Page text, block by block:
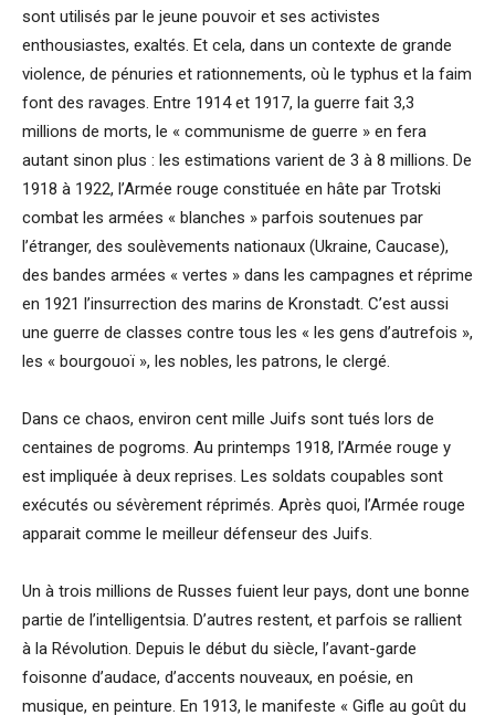
sont utilisés par le jeune pouvoir et ses activistes
enthousiastes, exaltés. Et cela, dans un contexte de grande
violence, de pénuries et rationnements, où le typhus et la faim
font des ravages. Entre 1914 et 1917, la guerre fait 3,3
millions de morts, le « communisme de guerre » en fera
autant sinon plus : les estimations varient de 3 à 8 millions. De
1918 à 1922, l’Armée rouge constituée en hâte par Trotski
combat les armées « blanches » parfois soutenues par
l’étranger, des soulèvements nationaux (Ukraine, Caucase),
des bandes armées « vertes » dans les campagnes et réprime
en 1921 l’insurrection des marins de Kronstadt. C’est aussi
une guerre de classes contre tous les « les gens d’autrefois »,
les « bourgouoï », les nobles, les patrons, le clergé.
Dans ce chaos, environ cent mille Juifs sont tués lors de
centaines de pogroms. Au printemps 1918, l’Armée rouge y
est impliquée à deux reprises. Les soldats coupables sont
exécutés ou sévèrement réprimés. Après quoi, l’Armée rouge
apparait comme le meilleur défenseur des Juifs.
Un à trois millions de Russes fuient leur pays, dont une bonne
partie de l’intelligentsia. D’autres restent, et parfois se rallient
à la Révolution. Depuis le début du siècle, l’avant-garde
foisonne d’audace, d’accents nouveaux, en poésie, en
musique, en peinture. En 1913, le manifeste « Gifle au goût du